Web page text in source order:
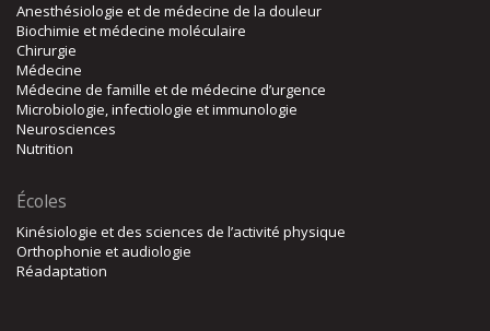
Anesthésiologie et de médecine de la douleur
Biochimie et médecine moléculaire
Chirurgie
Médecine
Médecine de famille et de médecine d’urgence
Microbiologie, infectiologie et immunologie
Neurosciences
Nutrition
Écoles
Kinésiologie et des sciences de l’activité physique
Orthophonie et audiologie
Réadaptation